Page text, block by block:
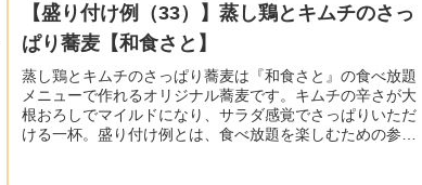
【盛り付け例（33）】蒸し鶏とキムチのさっ
ぱり蕎麦【和食さと】
蒸し鶏とキムチのさっぱり蕎麦は『和食さと』の食べ放題
メニューで作れるオリジナル蕎麦です。キムチの辛さが大
根おろしでマイルドになり、サラダ感覚でさっぱりいただ
ける一杯。盛り付け例とは、食べ放題を楽しむための参考